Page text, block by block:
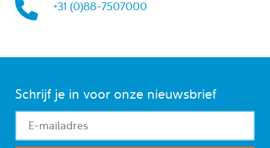
+31 (0)88-7507000
Schrijf je in voor onze nieuwsbrief